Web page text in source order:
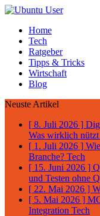
Home
Tech
Ratgeber
Tipps & Tricks
Wirtschaft
Blog
Neuste Artikel
[ 8. Juli 2026 ]
Was wirklich
[ 1. Juli 2026 ]
Branche? Tech
[ 15. Juni 2026 ]
und Testen ohne
[ 22. Mai 2026 ]
[ 5. Mai 2026 ]
Integration Tech